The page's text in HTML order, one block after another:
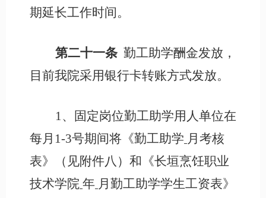
期延长工作时间。
第二十一条 勤工助学酬金发放 ，
目前我院采用银行卡转账方式发放。
1、固定岗位勤工助学用人单位在
每月1-3号期间将《勤工助学 月考核
表》（见附件八）和《长垣烹饪职业
技术学院 年 月勤工助学学生工资表》